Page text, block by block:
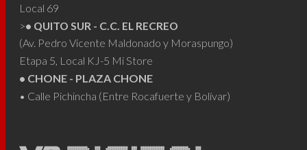
Local 69
>• QUITO SUR - C.C. EL RECREO
(Av. Pedro Vicente Maldonado y Moraspungo)
Etapa 5, Local KJ-5 Mi Store
• CHONE - PLAZA CHONE
• Calle Pichincha (Entre Rocafuerte y Bolívar)